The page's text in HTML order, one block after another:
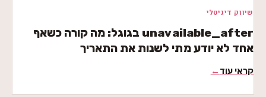
שיווק דיגיטלי
unavailable_after בגוגל: מה קורה כשאף
אחד לא יודע מתי לשנות את התאריך
קראי עוד ←